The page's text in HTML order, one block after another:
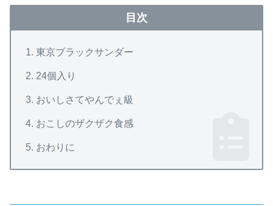
目次
東京ブラックサンダー
24個入り
おいしさてやんでぇ級
おこしのザクザク食感
おわりに